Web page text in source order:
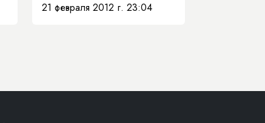
21 февраля 2012 г. 23:04